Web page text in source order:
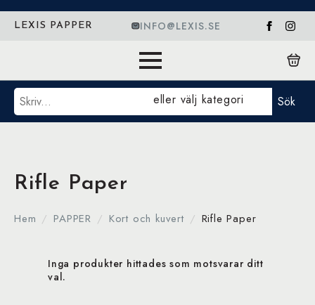
LEXIS PAPPER INFO@LEXIS.SE
Sök eller välj kategori Sök
Rifle Paper
Hem PAPPER Kort och kuvert Rifle Paper
Inga produkter hittades som motsvarar ditt
val.